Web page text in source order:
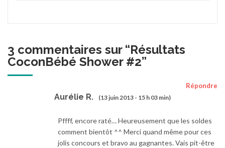
3 commentaires sur “Résultats
CoconBébé Shower #2”
Aurélie R. (13 juin 2013 - 15 h 03 min)
Répondre
Pffff, encore raté… Heureusement que les soldes
comment bientôt ^^ Merci quand même pour ces
jolis concours et bravo au gagnantes. Vais pit-être